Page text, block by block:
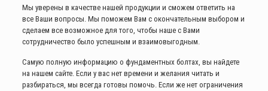
Мы уверены в качестве нашей продукции и сможем ответить на
все Ваши вопросы. Мы поможем Вам с окончательным выбором и
сделаем все возможное для того, чтобы наше с Вами
сотрудничество было успешным и взаимовыгодным.
Самую полную информацию о фундаментных болтах, вы найдете
на нашем сайте. Если у вас нет времени и желания читать и
разбираться, мы всегда готовы помочь. Если же нет ограничения